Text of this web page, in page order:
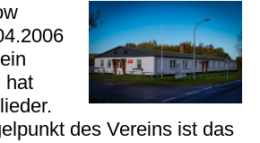
hat
des Vereins ist das